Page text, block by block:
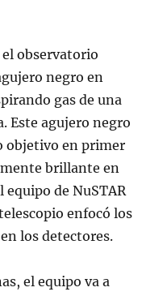
observatorio
negro en
gas de una
Este agujero negro
objetivo en primer
brillante en
de NuSTAR
enfocó los
los detectores.
el equipo va a